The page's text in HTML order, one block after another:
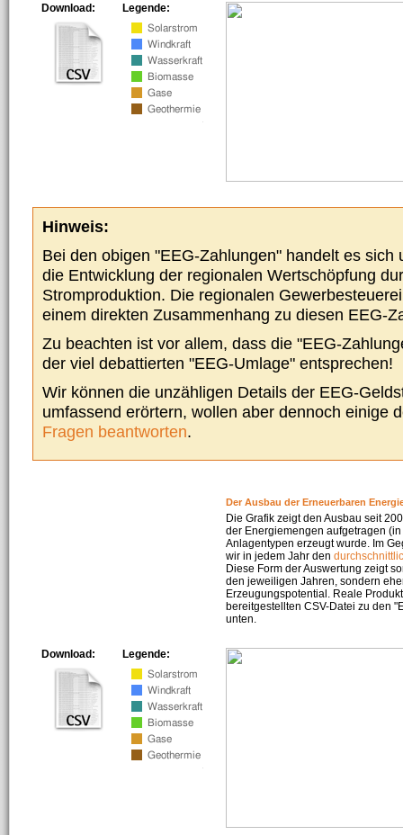
Legende:
Download:
Hinweis:
Bei den obigen "EEG-Zahlungen" handelt es sich
die Entwicklung der regionalen Wertschöpfung
Stromproduktion. Die regionalen
einem direkten Zusammenhang zu diesen EEG-
Zu beachten ist vor allem, dass die "EEG-
der viel debattierten "EEG-Umlage" entsprechen!
Wir können die unzähligen Details der EEG-
umfassend erörtern, wollen aber dennoch einige
Fragen beantworten.
Der Ausbau der Erneuerbaren
Die Grafik zeigt den Ausbau seit
der Energiemengen aufgetragen
Anlagentypen erzeugt wurde. Im
wir in jedem Jahr den
Diese Form der Auswertung zeigt
den jeweiligen Jahren, sondern
Erzeugungspotential. Reale
bereitgestellten CSV-Datei zu den
unten.
Legende:
Download: